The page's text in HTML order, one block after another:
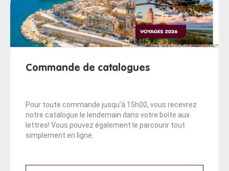
Commande de catalogues
Pour toute commande jusqu'à 15h00, vous recevrez
notre catalogue le lendemain dans votre boîte aux
lettres! Vous pouvez également le parcourir tout
simplement en ligne.